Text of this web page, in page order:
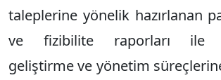
taleplerine yönelik hazırlanan
ve fizibilite raporları ile
geliştirme ve yönetim